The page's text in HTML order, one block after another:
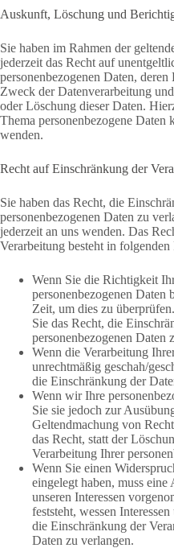
Auskunft, Löschung und
Sie haben im Rahmen der
jederzeit das Recht auf
personenbezogenen Daten,
Zweck der Datenverarbeitung
oder Löschung dieser Daten.
Thema personenbezogene Daten
wenden.
Recht auf Einschränkung der
Sie haben das Recht, die
personenbezogenen Daten zu
jederzeit an uns wenden. Das
Verarbeitung besteht in folgenden
Wenn Sie die Richtigkeit
personenbezogenen Daten
Zeit, um dies zu
Sie das Recht, die
personenbezogenen Daten
Wenn die Verarbeitung
unrechtmäßig geschah/
die Einschränkung der
Wenn wir Ihre
Sie sie jedoch zur
Geltendmachung von
das Recht, statt der
Verarbeitung Ihrer
Wenn Sie einen
eingelegt haben, muss
unseren Interessen
feststeht, wessen
die Einschränkung der
Daten zu verlangen.